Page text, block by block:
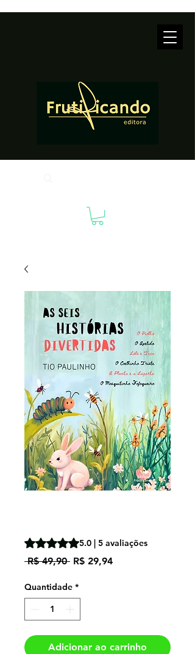
A classificação é 5.0 de 5 estrelas
5.0 | 5 avaliações
R$ 49,90 Preço
R$ 29,94Preço
Quantidade *
Adicionar ao carrinho